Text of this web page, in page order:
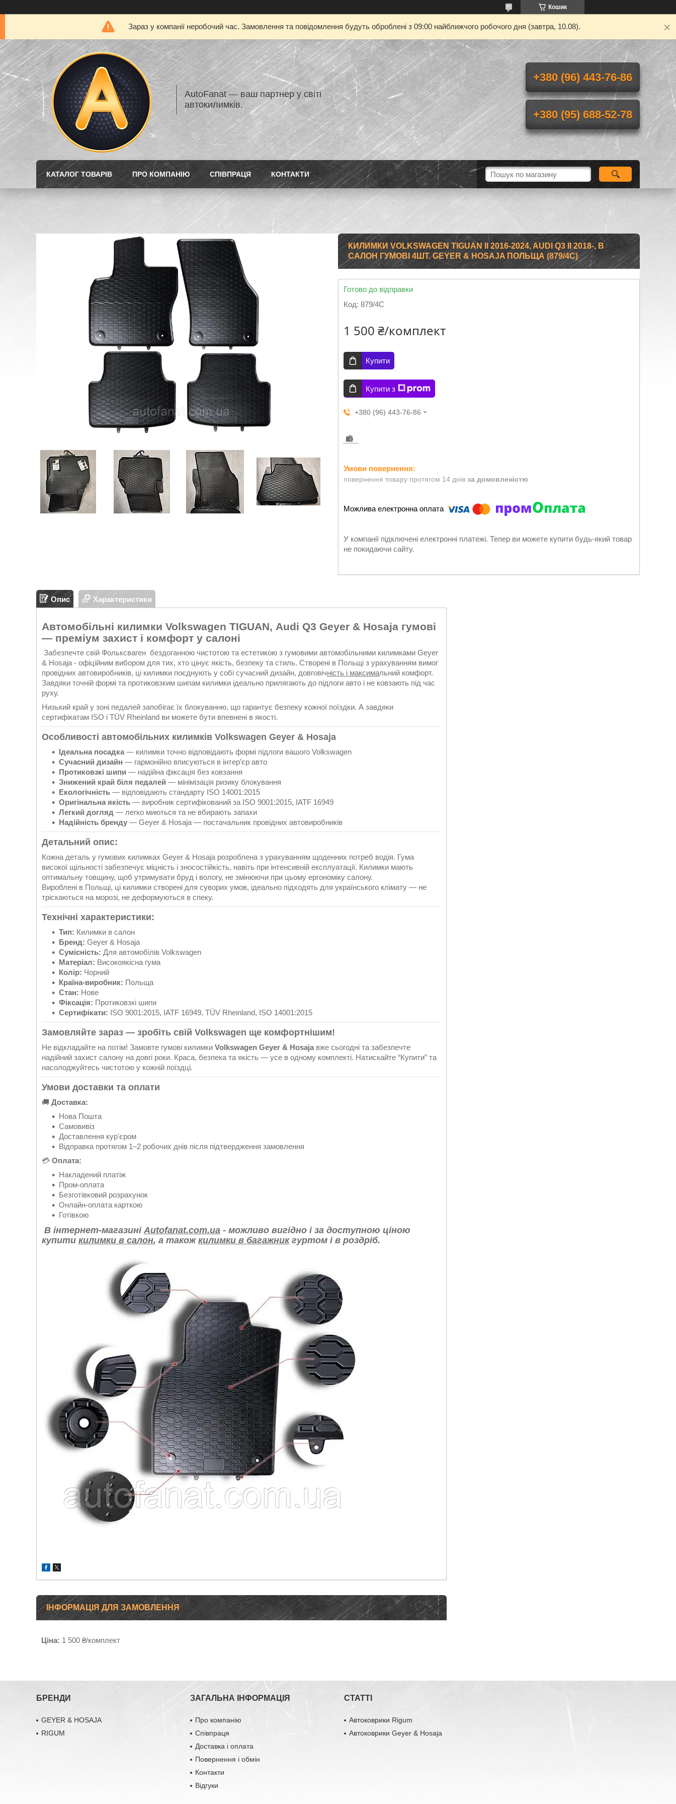
Кошик
Зараз у компанії неробочий час. Замовлення та повідомлення будуть оброблені з 09:00 найближчого робочого дня (завтра, 10.08).
AutoFanat — ваш партнер у світі
автокилимків.
+380 (96) 443-76-86
+380 (95) 688-52-78
КАТАЛОГ ТОВАРІВ ПРО КОМПАНІЮ СПІВПРАЦЯ КОНТАКТИ
КИЛИМКИ VOLKSWAGEN TIGUAN II 2016-2024, AUDI Q3 II 2018-, В
САЛОН ГУМОВІ 4ШТ. GEYER & HOSAJA ПОЛЬЩА (879/4C)
Готово до відправки
Код: 879/4C
1 500 ₴/комплект
Купити
Купити з
+380 (96) 443-76-86
повернення товару протягом 14 днів за домовленістю
У компанії підключені електронні платежі. Тепер ви можете купити будь-який товар
не покидаючи сайту.
Опис Характеристики
Автомобільні килимки Volkswagen TIGUAN, Audi Q3 Geyer & Hosaja гумові
— преміум захист і комфорт у салоні
Забезпечте свій Фольксваген бездоганною чистотою та естетикою з гумовими автомобільними килимками Geyer
& Hosaja - офіційним вибором для тих, хто цінує якість, безпеку та стиль. Створені в Польщі з урахуванням вимог
провідних автовиробників, ці килимки поєднують у собі сучасний дизайн, довговічність і максимальний комфорт.
Завдяки точній формі та протиковзким шипам килимки ідеально прилягають до підлоги авто і не ковзають під час
руху.
Низький край у зоні педалей запобігає їх блокуванню, що гарантує безпеку кожної поїздки. А завдяки
сертифікатам ISO і TÜV Rheinland ви можете бути впевнені в якості.
Особливості автомобільних килимків Volkswagen Geyer & Hosaja
Ідеальна посадка — килимки точно відповідають формі підлоги вашого Volkswagen
Сучасний дизайн — гармонійно вписуються в інтер’єр авто
Протиковзкі шипи — надійна фіксація без ковзання
Знижений край біля педалей — мінімізація ризику блокування
Екологічність — відповідають стандарту ISO 14001:2015
Оригінальна якість — виробник сертифікований за ISO 9001:2015, IATF 16949
Легкий догляд — легко миються та не вбирають запахи
Надійність бренду — Geyer & Hosaja — постачальник провідних автовиробників
Детальний опис:
Кожна деталь у гумових килимках Geyer & Hosaja розроблена з урахуванням щоденних потреб водія. Гума
високої щільності забезпечує міцність і зносостійкість, навіть при інтенсивній експлуатації. Килимки мають
оптимальну товщину, щоб утримувати бруд і вологу, не змінюючи при цьому ергономіку салону.
Вироблені в Польщі, ці килимки створені для суворих умов, ідеально підходять для українського клімату — не
тріскаються на морозі, не деформуються в спеку.
Технічні характеристики:
Тип: Килимки в салон
Бренд: Geyer & Hosaja
Сумісність: Для автомобілів Volkswagen
Матеріал: Високоякісна гума
Колір: Чорний
Країна-виробник: Польща
Стан: Нове
Фіксація: Протиковзкі шипи
Сертифікати: ISO 9001:2015, IATF 16949, TÜV Rheinland, ISO 14001:2015
Замовляйте зараз — зробіть свій Volkswagen ще комфортнішим!
Не відкладайте на потім! Замовте гумові килимки Volkswagen Geyer & Hosaja вже сьогодні та забезпечте
надійний захист салону на довгі роки. Краса, безпека та якість — усе в одному комплекті. Натискайте “Купити” та
насолоджуйтесь чистотою у кожній поїздці.
Умови доставки та оплати
🚚 Доставка:
Нова Пошта
Самовивіз
Доставлення кур'єром
Відправка протягом 1–2 робочих днів після підтвердження замовлення
💳 Оплата:
Накладений платіж
Пром-оплата
Безготівковий розрахунок
Онлайн-оплата карткою
Готівкою
В інтернет-магазині Autofanat.com.ua - можливо вигідно і за доступною ціною
купити килимки в салон, а також килимки в багажникгуртом і в роздріб.
ІНФОРМАЦІЯ ДЛЯ ЗАМОВЛЕННЯ
Ціна: 1 500 ₴/комплект
БРЕНДИ
GEYER & HOSAJA
RIGUM
ЗАГАЛЬНА ІНФОРМАЦІЯ
Про компанію
Співпраця
Доставка і оплата
Повернення і обмін
Контакти
Відгуки
СТАТТІ
Автоковрики Rigum
Автоковрики Geyer & Hosaja